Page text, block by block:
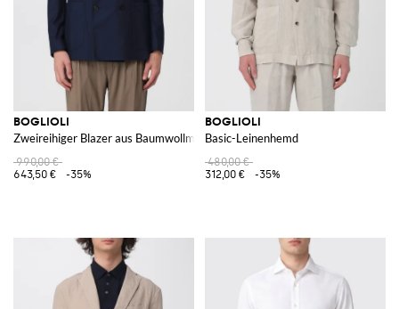
BOGLIOLI
Zweireihiger Blazer aus Baumwollmischgewebe
990,00 €
643,50 €
-35%
BOGLIOLI
Basic-Leinenhemd
480,00 €
312,00 €
-35%